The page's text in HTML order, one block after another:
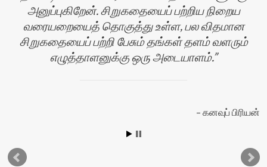
அனுப்புகிறேன். சிறுகதையைப் பற்றிய நிறைய
வரையறையைத் தொகுத்து உள்ள, பல விதமான
சிறுகதையைப் பற்றி பேசும் தங்கள் தளம் வளரும்
எழுத்தாளனுக்கு ஒரு அடையாளம்.
கனவுப் பிரியன்